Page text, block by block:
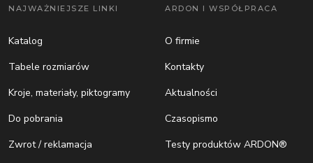
NAJWAŻNIEJSZE LINKI
Katalog
Tabele rozmiarów
Kroje, materiały, piktogramy
Do pobrania
Zwrot / reklamacja
ARDON I WSPÓŁPRACA
O firmie
Kontakty
Aktualności
Czasopismo
Testy produktów ARDON®